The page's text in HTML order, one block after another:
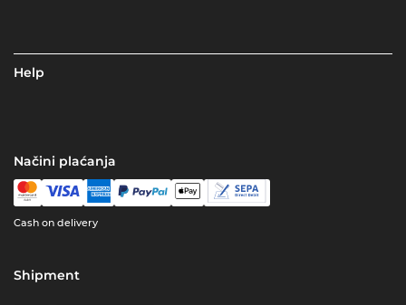
Help
Načini plaćanja
Cash on delivery
Shipment